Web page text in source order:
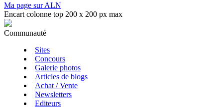
Ma page sur ALN
Encart colonne top 200 x 200 px max
Communauté
Sites
Concours
Galerie photos
Articles de blogs
Achat / Vente
Newsletters
Editeurs